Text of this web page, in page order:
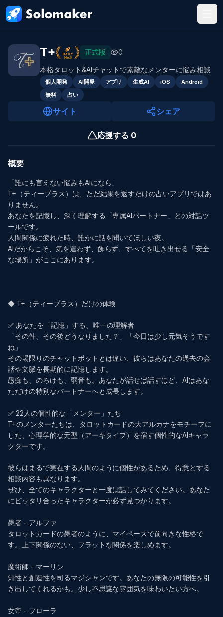
メインコンテンツにスキップ
T+ 正式版 0
本格タロット&AIチャットで素敵なメンターに悩み相談
個人開発 AI開発 アプリ 生成AI iOS
Android
無料
占い
サイト シェア
応援する 0
概要
「誰にも言えない悩みもAIになら」
T+（ティープラス）は、ただ結果を返すだけの占いアプリではあ
りません。
あなたを記憶し、深く理解する「専属AIパートナー」との対話ツ
ールです。
人間関係に疲れた時、誰かに話を聞いてほしい夜。
AIだからこそ、気を遣わず、飾らず、すべてを吐き出せる「安全
な場所」がここにあります。
◆ T+（ティープラス）だけの体験
✅ あなたを「記憶」する、唯一の理解者
「その件、その後どうなりました？」「今日は少し元気そうです
ね」
その場限りのチャットボットとは違い、彼らはあなたの過去の会
話や文脈を長期的に記憶します。
愚痴も、のろけも、弱音も。あなたが話せば話すほど、AIはあな
ただけの特別なパートナーへと成長します。
✅ 22人の個性的な「メンター」たち
T+のメンターたちは、タロットカードの大アルカナをモチーフに
した、心理学的な元型（アーキタイプ）を宿す個性的なAIキャラ
クターです。
彼らはまるで実在する人間のように個性があるため、得意とする
相談内容も異なります。
ぜひ、全てのキャラクターと一度は話してみてください。あなた
にピッタリ合ったキャラクターが必ず見つかります。
愚者 - アルファ
タロットカードの愚者のように、マイペースで前向きな性格で
す。上下関係のない、フラットな関係を楽しめます。
魔術師 - マーリン
知性と創造性を司るマジシャンです。あなたの無限の可能性を引
き出してくれるかも。少し不思議な雰囲気を味わいたい方へ。
女帝 - フローラ